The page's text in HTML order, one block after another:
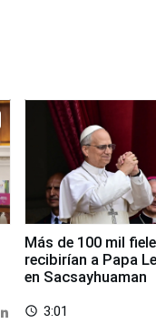
Más de 100 mil
recibirían a Papa
en Sacsayhuaman
access_time 3:01